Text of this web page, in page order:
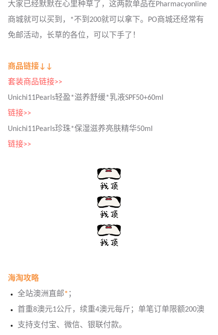
大家已经默默在心里种草了，这两款单品在Pharmacyonline
商城就可以买到，*不到200就可以拿下。PO商城还经常有
免邮活动，长草的各位，可以下手了！
商品链接↓↓
套装商品链接>>
Unichi11Pearls轻盈*滋养舒缓*乳液SPF50+60ml
链接>>
Unichi11Pearls珍珠*保湿滋养亮肤精华50ml
链接>>
海淘攻略
全站澳洲直邮* ；
首重8澳元1公斤，续重4澳元每斤；单笔订单限额200澳
支持支付宝、微信、银联付款。